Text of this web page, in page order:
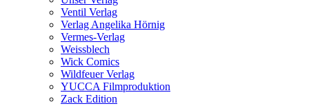
Ventil Verlag
Verlag Angelika Hörnig
Vermes-Verlag
Weissblech
Wick Comics
Wildfeuer Verlag
YUCCA Filmproduktion
Zack Edition